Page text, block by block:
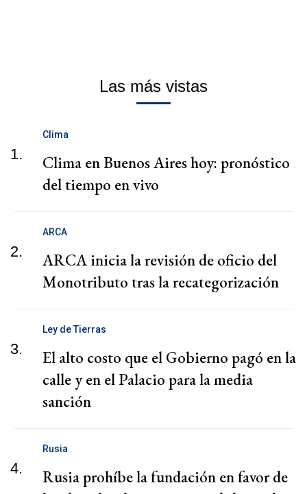
Las más vistas
1.
Clima
Clima en Buenos Aires hoy: pronóstico
del tiempo en vivo
2.
ARCA
ARCA inicia la revisión de oficio del
Monotributo tras la recategorización
3.
Ley de Tierras
El alto costo que el Gobierno pagó en la
calle y en el Palacio para la media
sanción
4.
Rusia
Rusia prohíbe la fundación en favor de